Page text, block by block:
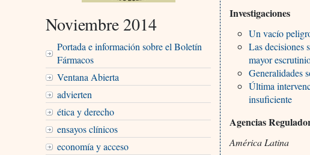
Noviembre 2014
Portada e información sobre el Boletín
Fármacos
Ventana Abierta
advierten
ética y derecho
ensayos clínicos
economía y acceso
Investigaciones
Un vacío
Las decisiones
mayor
Generalidades
Última
insuficiente
Agencias
América Latina